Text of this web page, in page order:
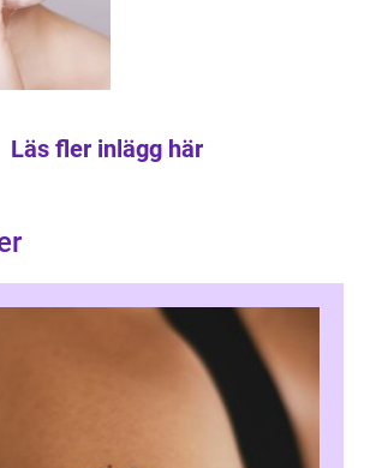
Läs fler inlägg här